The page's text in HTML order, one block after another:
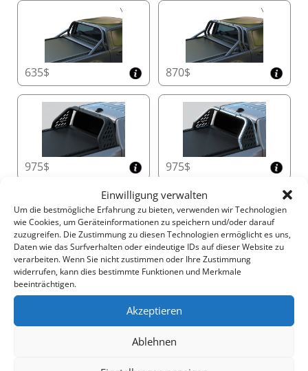
Einwilligung verwalten
Um die bestmögliche Erfahrung zu bieten, verwenden wir Technologien
wie Cookies, um Geräteinformationen zu speichern und/oder darauf
zuzugreifen. Die Zustimmung zu diesen Technologien ermöglicht es uns,
Daten wie das Surfverhalten oder eindeutige IDs auf dieser Website zu
verarbeiten. Wenn Sie nicht zustimmen oder Ihre Zustimmung
widerrufen, kann dies bestimmte Funktionen und Merkmale
beeinträchtigen.
Akzeptieren
Ablehnen
einfache Integration von Überrollbügeln und
Handläufen für erweiterte Funktionalität.
T-Slot-Zubehörsystem ohne Bohren
Erweitern Sie die Möglichkeiten Ihres Pickups mit der
integrierten T-Slot-Funktion. Montieren Sie Racks,
Querträger und andere Zubehörteile ohne Bohren und
profitieren Sie von einer vielseitigen und
benutzerfreundlichen Lösung.
Rüsten Sie Heute auf das Tessera Roll+ um
Entdecken Sie die perfekte Kombination aus
erstklassiger Haltbarkeit, unübertroffener Sicherheit
und fortschrittlichem Komfort für Ihren Pickup.
Wählen Sie Tessera Roll+ – wo Innovation auf
Funktionalität in der globalen 4x4-Industrie trifft.
635$ 870$
975$ 975$
Überrollbügel kit (OHNE BOHRER)